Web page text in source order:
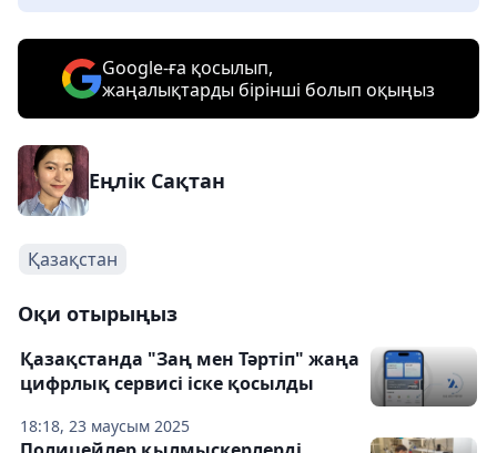
Google-ға қосылып,
жаңалықтарды бірінші болып оқыңыз
Еңлік Сақтан
Қазақстан
Оқи отырыңыз
18:18, 23 маусым 2025
Қазақстанда "Заң мен Тәртіп" жаңа
цифрлық сервисі іске қосылды